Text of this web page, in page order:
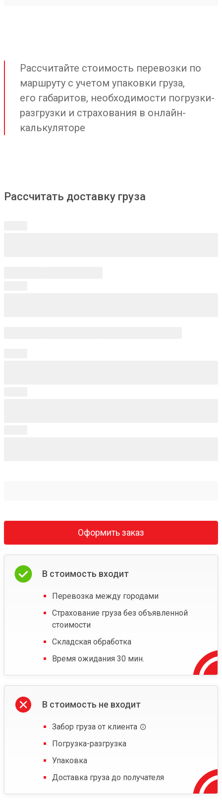
Рассчитайте стоимость перевозки по
маршруту с учетом упаковки груза,
его габаритов, необходимости погрузки-
разгрузки и страхования в онлайн-
калькуляторе
Рассчитать доставку груза
Оформить заказ
В стоимость входит
Перевозка между городами
Страхование груза без объявленной
стоимости
Складская обработка
Время ожидания 30 мин.
В стоимость не входит
Забор груза от клиента
Погрузка-разгрузка
Упаковка
Доставка груза до получателя